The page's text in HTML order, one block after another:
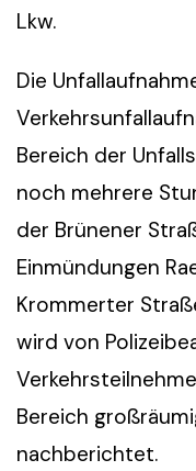
Lkw.
Die
Bereich der
noch mehrere
der Brünener
Einmündungen
Krommerter
wird von
Bereich
nachberichtet.